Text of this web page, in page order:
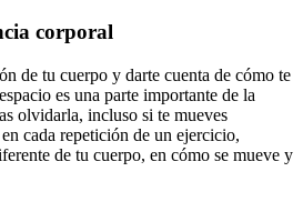
corporal
de tu cuerpo y darte cuenta de cómo te
es una parte importante de la
olvidarla, incluso si te mueves
cada repetición de un ejercicio,
de tu cuerpo, en cómo se mueve y